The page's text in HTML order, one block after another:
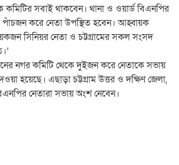
সবাই থাকবেন। থানা ও ওয়ার্ড বিএনপির
পাঁচজন করে নেতা উপস্থিত হবেন। আহ্বায়ক
সিনিয়র নেতা ও চট্টগ্রামের সকল সংসদ
নগর কমিটি থেকে দুইজন করে নেতাকে সভায়
হয়েছে। এছাড়া চট্টগ্রাম উত্তর ও দক্ষিণ জেলা,
নেতারা সভায় অংশ নেবেন।